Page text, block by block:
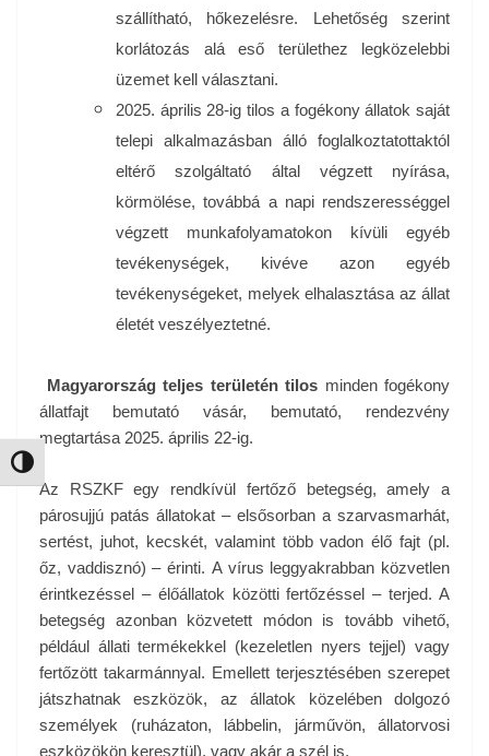
Nagy kontraszt váltása
szállítható, hőkezelésre. Lehetőség szerint
korlátozás alá eső területhez legközelebbi
üzemet kell választani.
2025. április 28-ig tilos a fogékony állatok saját
telepi alkalmazásban álló foglalkoztatottaktól
eltérő szolgáltató által végzett nyírása,
körmölése, továbbá a napi rendszerességgel
végzett munkafolyamatokon kívüli egyéb
tevékenységek, kivéve azon egyéb
tevékenységeket, melyek elhalasztása az állat
életét veszélyeztetné.
Magyarország teljes területén tilos minden fogékony
állatfajt bemutató vásár, bemutató, rendezvény
megtartása 2025. április 22-ig.
Az RSZKF egy rendkívül fertőző betegség, amely a
párosujjú patás állatokat – elsősorban a szarvasmarhát,
sertést, juhot, kecskét, valamint több vadon élő fajt (pl.
őz, vaddisznó) – érinti. A vírus leggyakrabban közvetlen
érintkezéssel – élőállatok közötti fertőzéssel – terjed. A
betegség azonban közvetett módon is tovább vihető,
például állati termékekkel (kezeletlen nyers tejjel) vagy
fertőzött takarmánnyal. Emellett terjesztésében szerepet
játszhatnak eszközök, az állatok közelében dolgozó
személyek (ruházaton, lábbelin, járművön, állatorvosi
eszközökön keresztül), vagy akár a szél is.